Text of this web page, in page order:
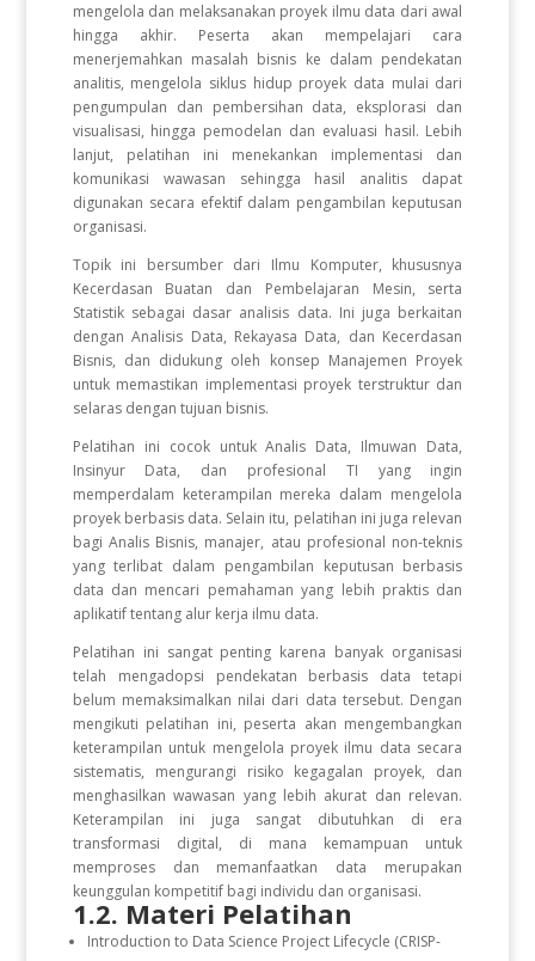
mengelola dan melaksanakan proyek ilmu data dari awal
hingga akhir. Peserta akan mempelajari cara
menerjemahkan masalah bisnis ke dalam pendekatan
analitis, mengelola siklus hidup proyek data mulai dari
pengumpulan dan pembersihan data, eksplorasi dan
visualisasi, hingga pemodelan dan evaluasi hasil. Lebih
lanjut, pelatihan ini menekankan implementasi dan
komunikasi wawasan sehingga hasil analitis dapat
digunakan secara efektif dalam pengambilan keputusan
organisasi.
Topik ini bersumber dari Ilmu Komputer, khususnya
Kecerdasan Buatan dan Pembelajaran Mesin, serta
Statistik sebagai dasar analisis data. Ini juga berkaitan
dengan Analisis Data, Rekayasa Data, dan Kecerdasan
Bisnis, dan didukung oleh konsep Manajemen Proyek
untuk memastikan implementasi proyek terstruktur dan
selaras dengan tujuan bisnis.
Pelatihan ini cocok untuk Analis Data, Ilmuwan Data,
Insinyur Data, dan profesional TI yang ingin
memperdalam keterampilan mereka dalam mengelola
proyek berbasis data. Selain itu, pelatihan ini juga relevan
bagi Analis Bisnis, manajer, atau profesional non-teknis
yang terlibat dalam pengambilan keputusan berbasis
data dan mencari pemahaman yang lebih praktis dan
aplikatif tentang alur kerja ilmu data.
Pelatihan ini sangat penting karena banyak organisasi
telah mengadopsi pendekatan berbasis data tetapi
belum memaksimalkan nilai dari data tersebut. Dengan
mengikuti pelatihan ini, peserta akan mengembangkan
keterampilan untuk mengelola proyek ilmu data secara
sistematis, mengurangi risiko kegagalan proyek, dan
menghasilkan wawasan yang lebih akurat dan relevan.
Keterampilan ini juga sangat dibutuhkan di era
transformasi digital, di mana kemampuan untuk
memproses dan memanfaatkan data merupakan
keunggulan kompetitif bagi individu dan organisasi.
1.2. Materi Pelatihan
Introduction to Data Science Project Lifecycle (CRISP-